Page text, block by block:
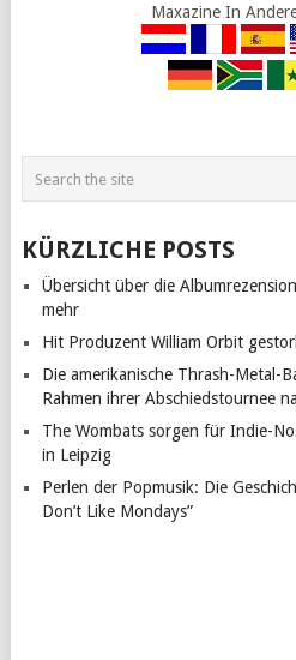
Maxazine In
KÜRZLICHE POSTS
Übersicht über die
mehr
Hit Produzent William Orbit
Die amerikanische Thrash-Metal-
Rahmen ihrer Abschiedstournee
The Wombats sorgen für Indie-
in Leipzig
Perlen der Popmusik: Die
Don’t Like Mondays”